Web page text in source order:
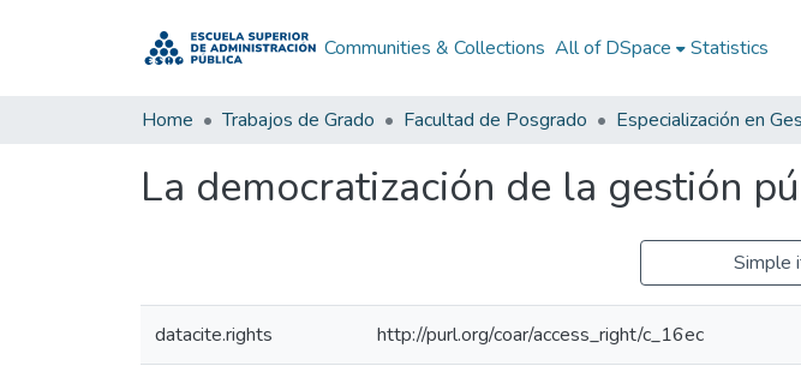
Communities & Collections All of DSpace Statistics
Home Trabajos de Grado Facultad de Posgrado
La democratización de la gestión
Simple
datacite.rights http://purl.org/coar/access_right/c_16ec